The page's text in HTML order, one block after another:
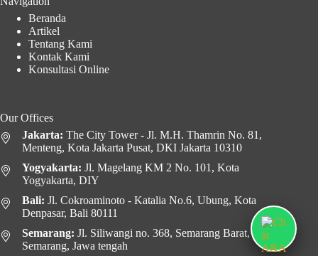
Beranda
Artikel
Tentang Kami
Kontak Kami
Konsultasi Online
Our Offices
Jakarta: The City Tower - Jl. M.H. Thamrin No. 81,
Menteng, Kota Jakarta Pusat, DKI Jakarta 10310
Yogyakarta: Jl. Magelang KM 2 No. 101, Kota
Yogyakarta, DIY
Bali: Jl. Cokroaminoto - Katalia No.6, Ubung, Kota
Denpasar, Bali 80111
Semarang: Jl. Siliwangi no. 368, Semarang Barat, Kota
Semarang, Jawa tengah